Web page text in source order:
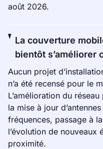
août 2026.
La couverture
bientôt s’améliorer
Aucun projet
n’a été recensé pour le
L’amélioration du
la mise à jour
fréquences, passage à
l’évolution de nouveaux
proximité.